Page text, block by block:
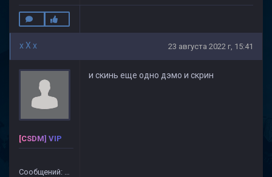
x X x 23 августа 2022 г, 15:41
[CSDM] VIP
Сообщений: 499
и скинь еще одно дэмо и скрин